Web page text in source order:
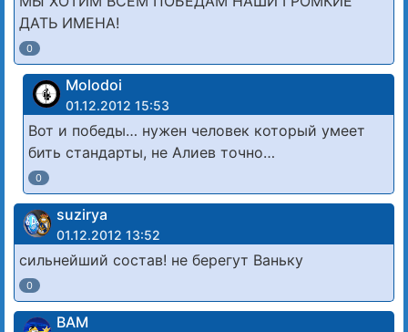
ДАТЬ ИМЕНА!
0
Molodoi
01.12.2012 15:53
Вот и победы… нужен человек который умеет
бить стандарты, не Алиев точно…
0
suzirya
01.12.2012 13:52
сильнейший состав! не берегут Ваньку
0
ВАМ